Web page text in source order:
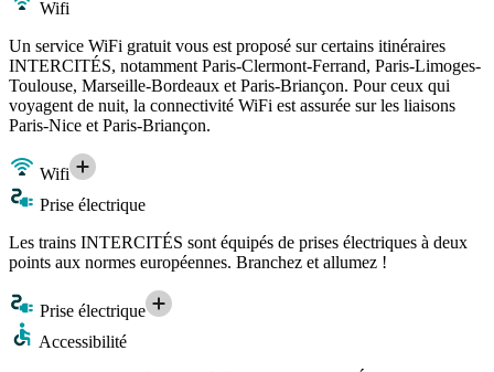
Wifi
Un service WiFi gratuit vous est proposé sur certains itinéraires
INTERCITÉS, notamment Paris-Clermont-Ferrand, Paris-Limoges-
Toulouse, Marseille-Bordeaux et Paris-Briançon. Pour ceux qui
voyagent de nuit, la connectivité WiFi est assurée sur les liaisons
Paris-Nice et Paris-Briançon.
Wifi
Prise électrique
Les trains INTERCITÉS sont équipés de prises électriques à deux
points aux normes européennes. Branchez et allumez !
Prise électrique
Accessibilité